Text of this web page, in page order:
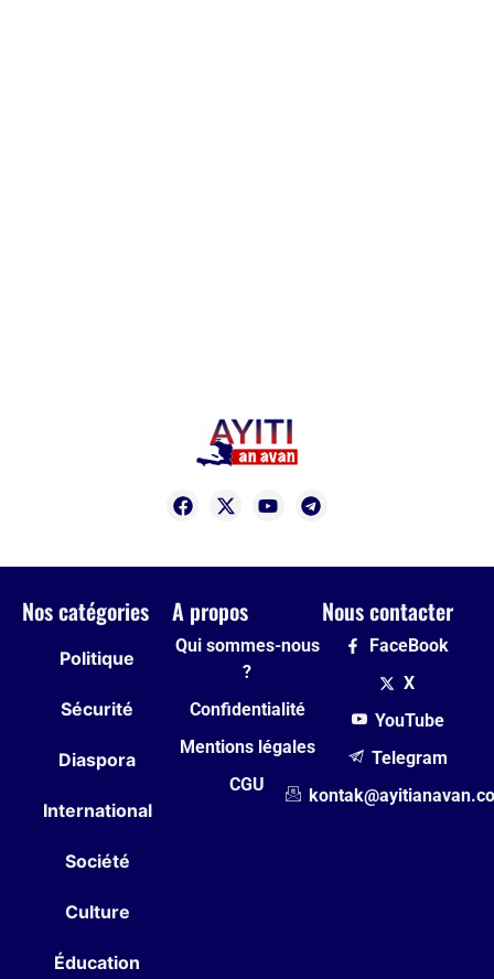
Nos catégories
Politique
Sécurité
Diaspora
International
Société
Culture
Éducation
A propos
Qui sommes-nous
?
Confidentialité
Mentions légales
CGU
Nous contacter
FaceBook
X
YouTube
Telegram